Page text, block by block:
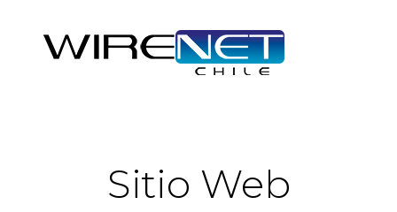
Sitio Web